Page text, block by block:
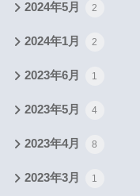
2024年5月 2
2024年1月 2
2023年6月 1
2023年5月 4
2023年4月 8
2023年3月 1